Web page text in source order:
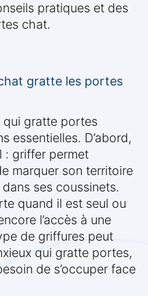
pratiques et des
chat.
gratte les portes
gratte portes
essentielles. D’abord,
: griffer permet
marquer son territoire
ses coussinets.
quand il est seul ou
l’accès à une
de griffures peut
qui gratte portes,
de s’occuper face